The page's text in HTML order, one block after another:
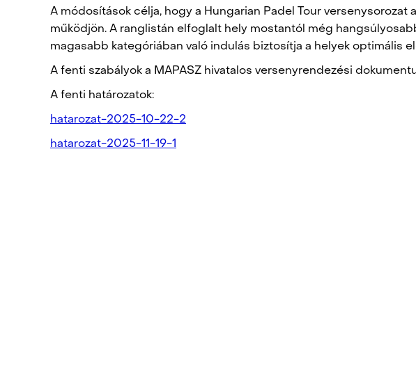
A módosítások célja, hogy a Hungarian Padel Tour
működjön. A ranglistán elfoglalt hely mostantól még
magasabb kategóriában való indulás biztosítja a helyek optimális
A fenti szabályok a MAPASZ hivatalos versenyrendezési
A fenti határozatok:
hatarozat-2025-10-22-2
hatarozat-2025-11-19-1